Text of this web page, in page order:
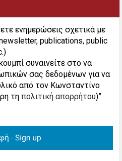
ενημερώσεις σχετικά με
publications, public
συναινείτε στο να
σας δεδομένων για να
από τον Κωνσταντίνο
τηπολιτική απορρήτου)”